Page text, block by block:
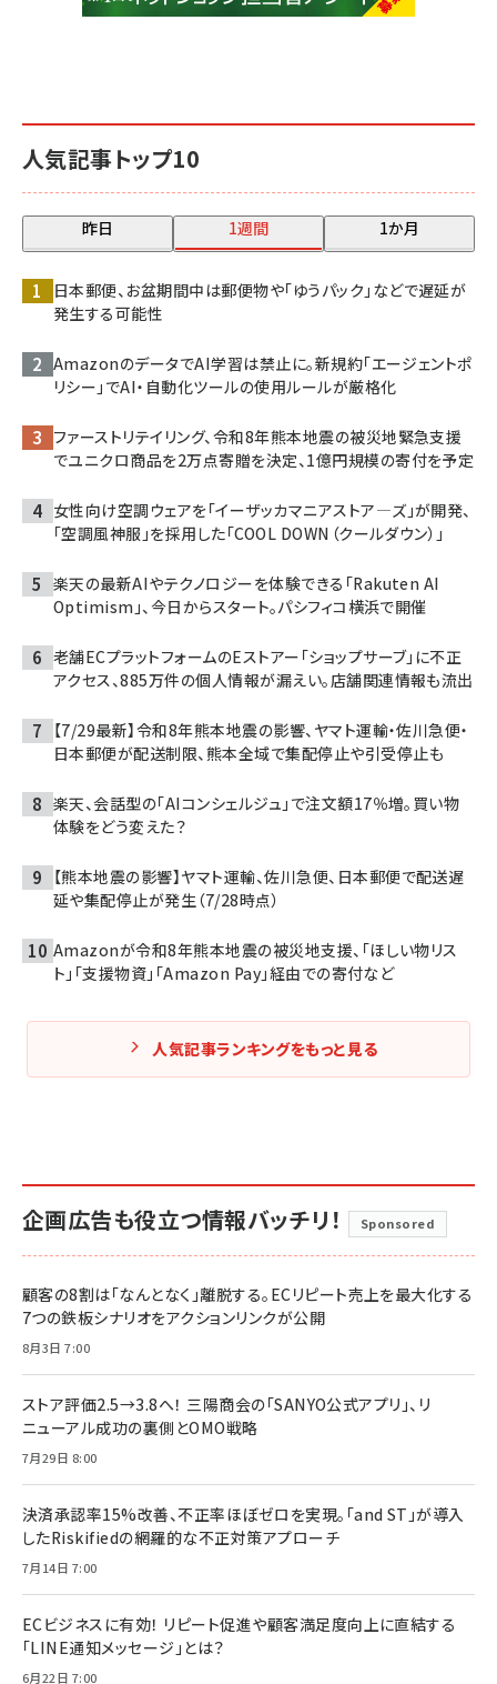
人気記事トップ10
昨日 1週間 1か月
日本郵便、お盆期間中は郵便物や「ゆうパック」などで遅延が
発生する可能性
AmazonのデータでAI学習は禁止に。新規約「エージェントポ
リシー」でAI・自動化ツールの使用ルールが厳格化
ファーストリテイリング、令和8年熊本地震の被災地緊急支援
でユニクロ商品を2万点寄贈を決定、1億円規模の寄付を予定
女性向け空調ウェアを「イーザッカマニアストア―ズ」が開発、
「空調風神服」を採用した「COOL DOWN（クールダウン）」
楽天の最新AIやテクノロジーを体験できる「Rakuten AI
Optimism」、今日からスタート。パシフィコ横浜で開催
老舗ECプラットフォームのEストアー「ショップサーブ」に不正
アクセス、885万件の個人情報が漏えい。店舗関連情報も流出
【7/29最新】令和8年熊本地震の影響、ヤマト運輸・佐川急便・
日本郵便が配送制限、熊本全域で集配停止や引受停止も
楽天、会話型の「AIコンシェルジュ」で注文額17％増。買い物
体験をどう変えた？
【熊本地震の影響】ヤマト運輸、佐川急便、日本郵便で配送遅
延や集配停止が発生（7/28時点）
Amazonが令和8年熊本地震の被災地支援、「ほしい物リス
ト」「支援物資」「Amazon Pay」経由での寄付など
人気記事ランキングをもっと見る
企画広告も役立つ情報バッチリ！ Sponsored
顧客の8割は「なんとなく」離脱する。ECリピート売上を最大化する
7つの鉄板シナリオをアクションリンクが公開
8月3日 7:00
ストア評価2.5→3.8へ！ 三陽商会の「SANYO公式アプリ」、リ
ニューアル成功の裏側とOMO戦略
7月29日 8:00
決済承認率15%改善、不正率ほぼゼロを実現。「and ST」が導入
したRiskifiedの網羅的な不正対策アプローチ
7月14日 7:00
ECビジネスに有効！ リピート促進や顧客満足度向上に直結する
「LINE通知メッセージ」とは？
6月22日 7:00